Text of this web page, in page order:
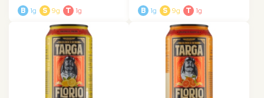
B 1g S 9g T 1g
B 1g S 9g T 1g